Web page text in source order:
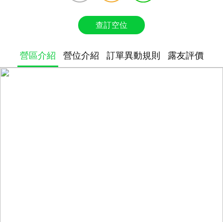
查訂空位
營區介紹 營位介紹 訂單異動規則 露友評價